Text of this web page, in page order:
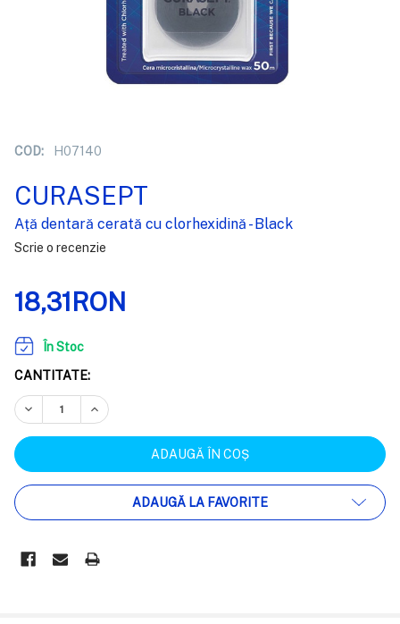
COD: H07140
CURASEPT
Ață dentară cerată cu clorhexidină - Black
Scrie o recenzie
18,31RON
În Stoc
CANTITATE:
REDUCEȚI CANTITATEA:
CREȘTEȚI CANTITATEA:
ADAUGĂ LA FAVORITE